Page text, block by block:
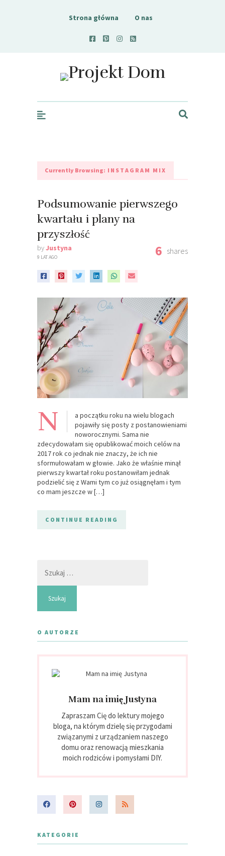
Strona główna O nas
Projekt Dom
Currently Browsing: INSTAGRAM MIX
Podsumowanie pierwszego
kwartału i plany na
przyszłość
byJustyna
9 LAT AGO 6 shares
N
a początku roku na wielu blogach
pojawiły się posty z postanowieniami
noworocznymi. Sama nie
zdecydowałam się opublikować moich celów na
2017 rok co jednak nie znaczy, że ich nie
sformułowałam w głowie. Jako że właśnie minął
pierwszy kwartał roku postanowiłam jednak
podzielić się z Wami tym co już osiągnęłam i tym
co mam jeszcze w […]
CONTINUE READING
O AUTORZE
Mam na imię Justyna
Zapraszam Cię do lektury mojego
bloga, na którym dzielę się przygodami
związanymi z urządzaniem naszego
domu oraz renowacją mieszkania
moich rodziców i pomysłami DIY.
KATEGORIE